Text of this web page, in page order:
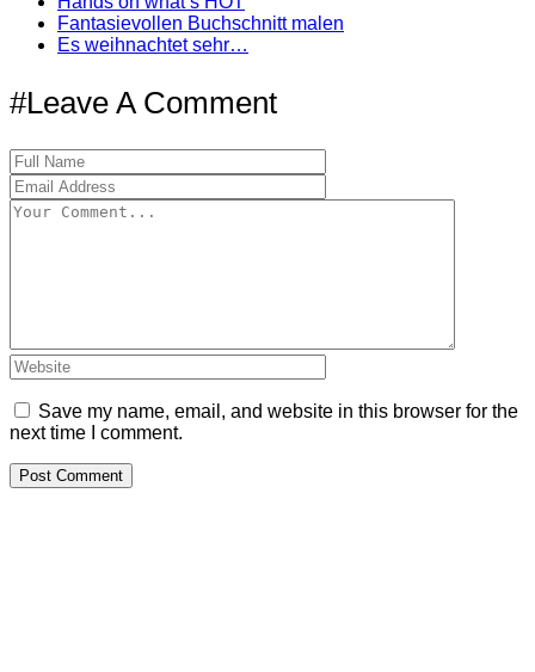
Fantasievollen Buchschnitt malen
Es weihnachtet sehr…
#Leave A Comment
Save my name, email, and website in this browser for the
next time I comment.